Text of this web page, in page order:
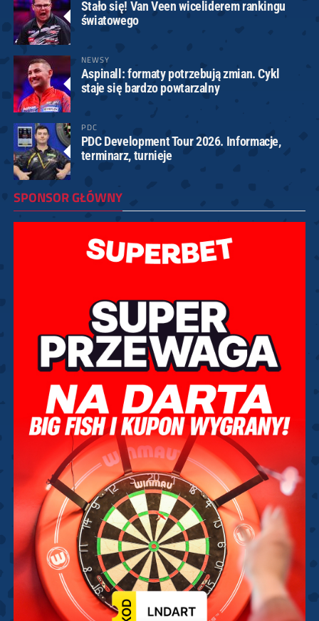
Stało się! Van Veen wiceliderem rankingu
światowego
NEWSY
Aspinall: formaty potrzebują zmian. Cykl
staje się bardzo powtarzalny
PDC
PDC Development Tour 2026. Informacje,
terminarz, turnieje
SPONSOR GŁÓWNY